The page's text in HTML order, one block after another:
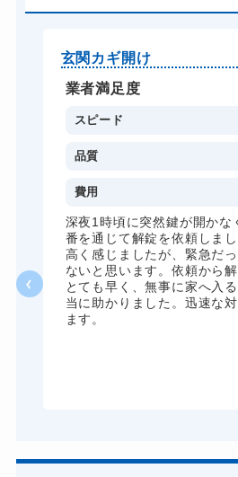
ドアノブカギ開け
ドアノブカギ交換
玄関カギ開け
業者満足度
スピード
品質
費用
深夜1時頃に突然鍵が開かな
番を通じて解錠を依頼しま
高く感じましたが、緊急だ
ないと思います。依頼から
とても早く、無事に家へ入
当に助かりました。迅速な
ます。